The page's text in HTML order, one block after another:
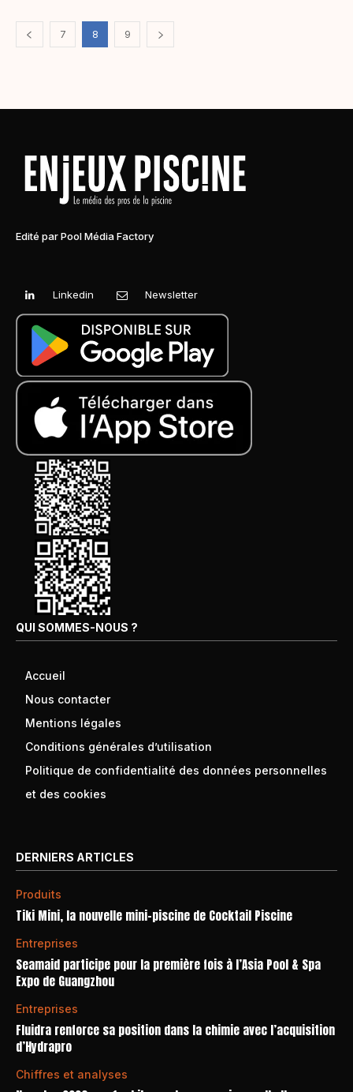
7 8 9
Edité par Pool Média Factory
Linkedin Newsletter
QUI SOMMES-NOUS ?
Accueil
Nous contacter
Mentions légales
Conditions générales d’utilisation
Politique de confidentialité des données personnelles
et des cookies
DERNIERS ARTICLES
Produits
Tiki Mini, la nouvelle mini-piscine de Cocktail Piscine
Entreprises
Seamaid participe pour la première fois à l’Asia Pool & Spa
Expo de Guangzhou
Entreprises
Fluidra renforce sa position dans la chimie avec l’acquisition
d’Hydrapro
Chiffres et analyses